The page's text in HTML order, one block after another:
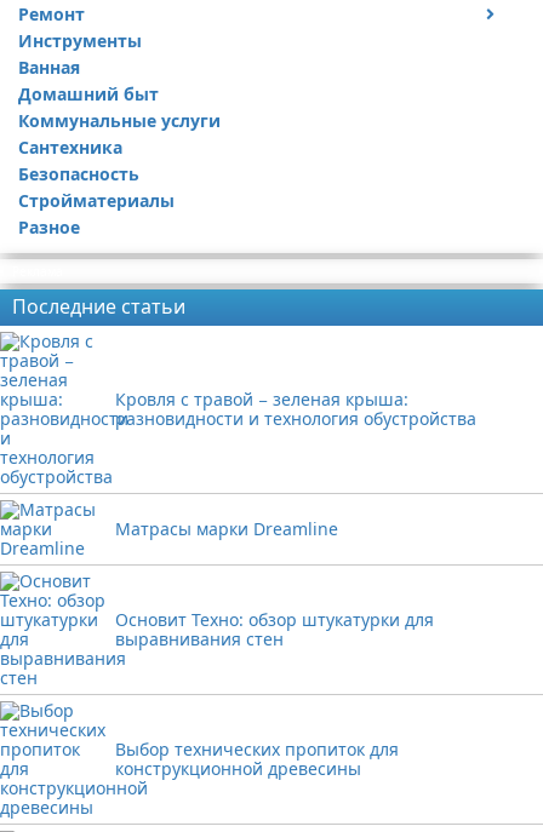
Дизайн квартиры
Посуда
Ремонт
Ремонт дачи
Ремонт квартиры
Инструменты
Ванная
Домашний быт
Коммунальные услуги
Сантехника
Безопасность
Стройматериалы
Разное
Последние статьи
Кровля с травой − зеленая крыша:
разновидности и технология обустройства
Матрасы марки Dreamline
Основит Техно: обзор штукатурки для
выравнивания стен
Выбор технических пропиток для
конструкционной древесины